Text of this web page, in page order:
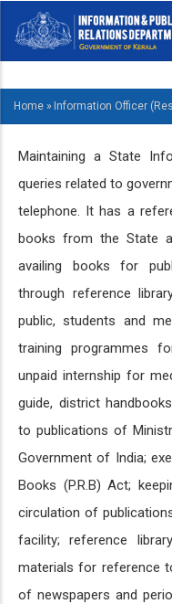
main
BREADCRUMB
Home » Information Officer
Maintaining a State
queries related to
telephone. It has a
books from the State
availing books for
through reference
public, students and
training programmes
unpaid internship for
guide, district
to publications of
Government of India;
Books (P.R.B) Act;
circulation of
facility; reference
materials for reference
of newspapers and